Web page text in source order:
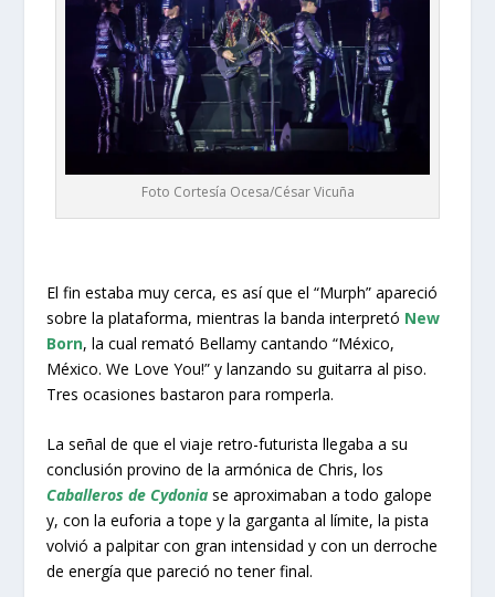
Foto Cortesía Ocesa/César Vicuña
El fin estaba muy cerca, es así que el “Murph” apareció
sobre la plataforma, mientras la banda interpretó New
Born, la cual remató Bellamy cantando “México,
México. We Love You!” y lanzando su guitarra al piso.
Tres ocasiones bastaron para romperla.
La señal de que el viaje retro-futurista llegaba a su
conclusión provino de la armónica de Chris, los
Caballeros de Cydonia se aproximaban a todo galope
y, con la euforia a tope y la garganta al límite, la pista
volvió a palpitar con gran intensidad y con un derroche
de energía que pareció no tener final.